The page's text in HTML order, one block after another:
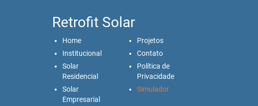
Retrofit Solar
Home
Institucional
Solar
Residencial
Solar
Empresarial
Projetos
Contato
Política de
Privacidade
Simulador